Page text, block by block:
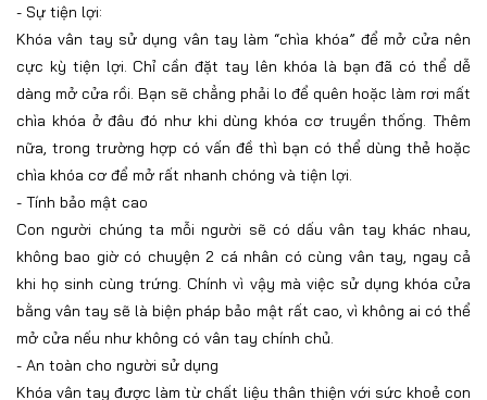
- Sự tiện lợi:
Khóa vân tay sử dụng vân tay làm “chìa khóa” để mở cửa nên
cực kỳ tiện lợi. Chỉ cần đặt tay lên khóa là bạn đã có thể dễ
dàng mở cửa rồi. Bạn sẽ chẳng phải lo để quên hoặc làm rơi mất
chìa khóa ở đâu đó như khi dùng khóa cơ truyền thống. Thêm
nữa, trong trường hợp có vấn đề thì bạn có thể dùng thẻ hoặc
chìa khóa cơ để mở rất nhanh chóng và tiện lợi.
- Tính bảo mật cao
Con người chúng ta mỗi người sẽ có dấu vân tay khác nhau,
không bao giờ có chuyện 2 cá nhân có cùng vân tay, ngay cả
khi họ sinh cùng trứng. Chính vì vậy mà việc sử dụng khóa cửa
bằng vân tay sẽ là biện pháp bảo mật rất cao, vì không ai có thể
mở cửa nếu như không có vân tay chính chủ.
- An toàn cho người sử dụng
Khóa vân tay được làm từ chất liệu thân thiện với sức khoẻ con